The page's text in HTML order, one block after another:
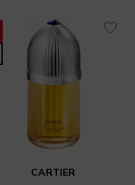
CARTIER